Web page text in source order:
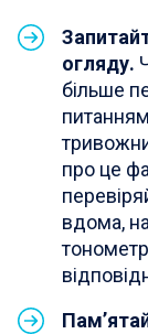
огляду.
більше
про це
вдома,